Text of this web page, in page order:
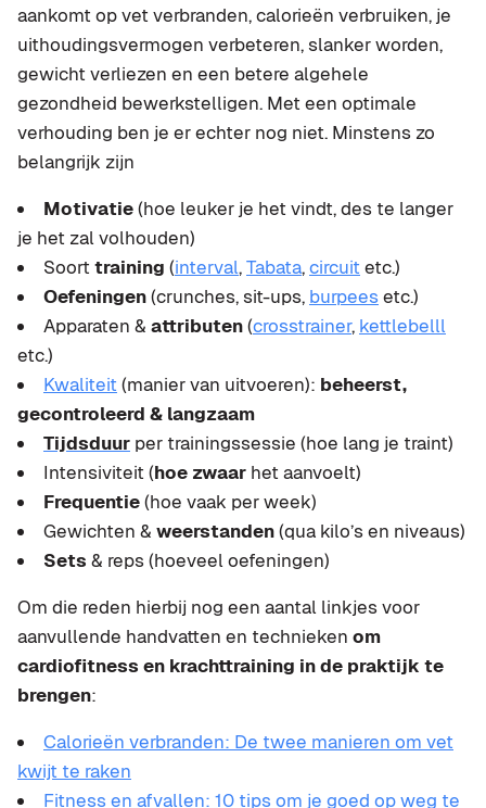
aankomt op vet verbranden, calorieën verbruiken, je
uithoudingsvermogen verbeteren, slanker worden,
gewicht verliezen en een betere algehele
gezondheid bewerkstelligen. Met een optimale
verhouding ben je er echter nog niet. Minstens zo
belangrijk zijn
Motivatie(hoe leuker je het vindt, des te langer
je het zal volhouden)
Soort training (interval,Tabata,circuit etc.)
Oefeningen(crunches, sit-ups, burpees etc.)
Apparaten & attributen(crosstrainer, kettlebelll
etc.)
Kwaliteit (manier van uitvoeren): beheerst,
gecontroleerd & langzaam
Tijdsduur per trainingssessie (hoe lang je traint)
Intensiviteit (hoe zwaar het aanvoelt)
Frequentie(hoe vaak per week)
Gewichten & weerstanden(qua kilo’s en niveaus)
Sets & reps (hoeveel oefeningen)
Om die reden hierbij nog een aantal linkjes voor
aanvullende handvatten en technieken om
cardiofitness en krachttraining in de praktijk te
brengen:
Calorieën verbranden: De twee manieren om vet
kwijt te raken
Fitness en afvallen: 10 tips om je goed op weg te